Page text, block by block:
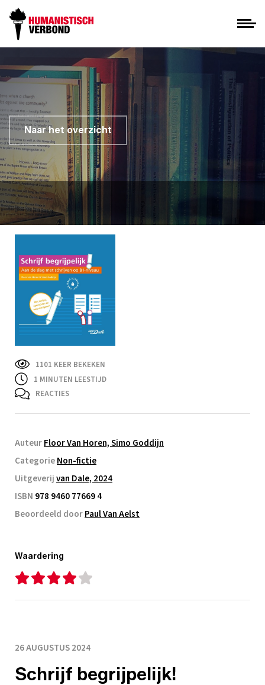
Naar het overzicht
1101 KEER BEKEKEN
1 MINUTEN LEESTIJD
REACTIES
AuteurFloor Van Horen, Simo Goddijn
CategorieNon-fictie
Uitgeverijvan Dale, 2024
ISBN 978 9460 77669 4
Beoordeeld doorPaul Van Aelst
Waardering
26 AUGUSTUS 2024
Schrijf begrijpelijk!